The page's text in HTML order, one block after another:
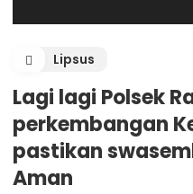
Lipsus
Lagi lagi Polsek
perkembangan
pastikan
Aman